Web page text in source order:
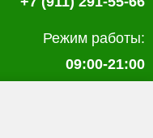
Режим работы:
09:00-21:00